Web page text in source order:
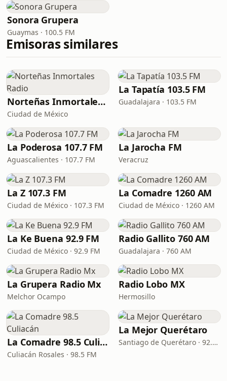
Sonora Grupera
Guaymas · 100.5 FM
Emisoras similares
Norteñas Inmortales Radio
Ciudad de México
La Tapatía 103.5 FM
Guadalajara · 103.5 FM
La Poderosa 107.7 FM
Aguascalientes · 107.7 FM
La Jarocha FM
Veracruz
La Z 107.3 FM
Ciudad de México · 107.3 FM
La Comadre 1260 AM
Ciudad de México · 1260 AM
La Ke Buena 92.9 FM
Ciudad de México · 92.9 FM
Radio Gallito 760 AM
Guadalajara · 760 AM
La Grupera Radio Mx
Melchor Ocampo
Radio Lobo MX
Hermosillo
La Comadre 98.5 Culiacán
Culiacán Rosales · 98.5 FM
La Mejor Querétaro
Santiago de Querétaro · 92.7 FM